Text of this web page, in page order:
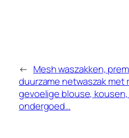
← Mesh waszakken,
duurzame netwaszak met
gevoelige blouse,
ondergoed…